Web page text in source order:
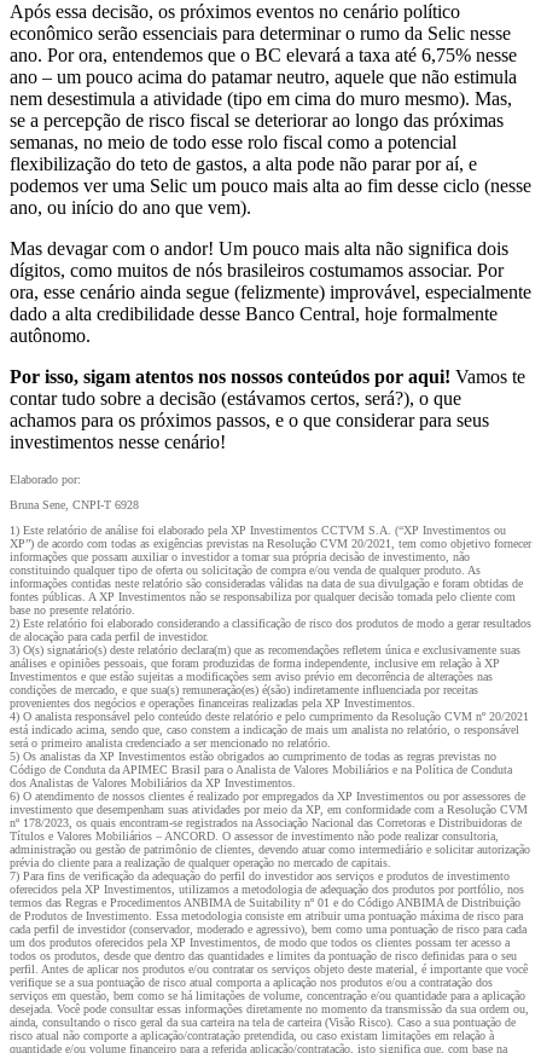
Após essa decisão, os próximos eventos no cenário político
econômico serão essenciais para determinar o rumo da Selic nesse
ano. Por ora, entendemos que o BC elevará a taxa até 6,75% nesse
ano – um pouco acima do patamar neutro, aquele que não estimula
nem desestimula a atividade (tipo em cima do muro mesmo). Mas,
se a percepção de risco fiscal se deteriorar ao longo das próximas
semanas, no meio de todo esse rolo fiscal como a potencial
flexibilização do teto de gastos, a alta pode não parar por aí, e
podemos ver uma Selic um pouco mais alta ao fim desse ciclo (nesse
ano, ou início do ano que vem).
Mas devagar com o andor! Um pouco mais alta não significa dois
dígitos, como muitos de nós brasileiros costumamos associar. Por
ora, esse cenário ainda segue (felizmente) improvável, especialmente
dado a alta credibilidade desse Banco Central, hoje formalmente
autônomo.
Por isso, sigam atentos nos nossos conteúdos por aqui! Vamos te
contar tudo sobre a decisão (estávamos certos, será?), o que
achamos para os próximos passos, e o que considerar para seus
investimentos nesse cenário!
Elaborado por:
Bruna Sene, CNPI-T 6928
1) Este relatório de análise foi elaborado pela XP Investimentos CCTVM S.A. (“XP Investimentos ou
XP”) de acordo com todas as exigências previstas na Resolução CVM 20/2021, tem como objetivo fornecer
informações que possam auxiliar o investidor a tomar sua própria decisão de investimento, não
constituindo qualquer tipo de oferta ou solicitação de compra e/ou venda de qualquer produto. As
informações contidas neste relatório são consideradas válidas na data de sua divulgação e foram obtidas de
fontes públicas. A XP Investimentos não se responsabiliza por qualquer decisão tomada pelo cliente com
base no presente relatório.
2) Este relatório foi elaborado considerando a classificação de risco dos produtos de modo a gerar resultados
de alocação para cada perfil de investidor.
3) O(s) signatário(s) deste relatório declara(m) que as recomendações refletem única e exclusivamente suas
análises e opiniões pessoais, que foram produzidas de forma independente, inclusive em relação à XP
Investimentos e que estão sujeitas a modificações sem aviso prévio em decorrência de alterações nas
condições de mercado, e que sua(s) remuneração(es) é(são) indiretamente influenciada por receitas
provenientes dos negócios e operações financeiras realizadas pela XP Investimentos.
4) O analista responsável pelo conteúdo deste relatório e pelo cumprimento da Resolução CVM nº 20/2021
está indicado acima, sendo que, caso constem a indicação de mais um analista no relatório, o responsável
será o primeiro analista credenciado a ser mencionado no relatório.
5) Os analistas da XP Investimentos estão obrigados ao cumprimento de todas as regras previstas no
Código de Conduta da APIMEC Brasil para o Analista de Valores Mobiliários e na Política de Conduta
dos Analistas de Valores Mobiliários da XP Investimentos.
6) O atendimento de nossos clientes é realizado por empregados da XP Investimentos ou por assessores de
investimento que desempenham suas atividades por meio da XP, em conformidade com a Resolução CVM
nº 178/2023, os quais encontram-se registrados na Associação Nacional das Corretoras e Distribuidoras de
Títulos e Valores Mobiliários – ANCORD. O assessor de investimento não pode realizar consultoria,
administração ou gestão de patrimônio de clientes, devendo atuar como intermediário e solicitar autorização
prévia do cliente para a realização de qualquer operação no mercado de capitais.
7) Para fins de verificação da adequação do perfil do investidor aos serviços e produtos de investimento
oferecidos pela XP Investimentos, utilizamos a metodologia de adequação dos produtos por portfólio, nos
termos das Regras e Procedimentos ANBIMA de Suitability nº 01 e do Código ANBIMA de Distribuição
de Produtos de Investimento. Essa metodologia consiste em atribuir uma pontuação máxima de risco para
cada perfil de investidor (conservador, moderado e agressivo), bem como uma pontuação de risco para cada
um dos produtos oferecidos pela XP Investimentos, de modo que todos os clientes possam ter acesso a
todos os produtos, desde que dentro das quantidades e limites da pontuação de risco definidas para o seu
perfil. Antes de aplicar nos produtos e/ou contratar os serviços objeto deste material, é importante que você
verifique se a sua pontuação de risco atual comporta a aplicação nos produtos e/ou a contratação dos
serviços em questão, bem como se há limitações de volume, concentração e/ou quantidade para a aplicação
desejada. Você pode consultar essas informações diretamente no momento da transmissão da sua ordem ou,
ainda, consultando o risco geral da sua carteira na tela de carteira (Visão Risco). Caso a sua pontuação de
risco atual não comporte a aplicação/contratação pretendida, ou caso existam limitações em relação à
quantidade e/ou volume financeiro para a referida aplicação/contratação, isto significa que, com base na